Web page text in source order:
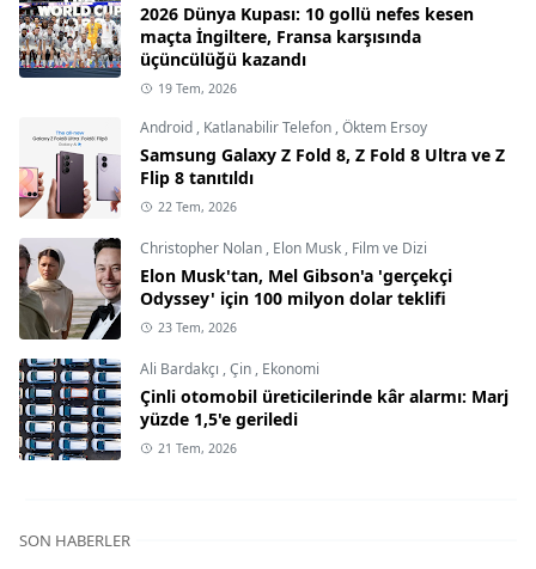
2026 Dünya Kupası: 10 gollü nefes kesen
maçta İngiltere, Fransa karşısında
üçüncülüğü kazandı
19 Tem, 2026
Android , Katlanabilir Telefon ,Öktem Ersoy
Samsung Galaxy Z Fold 8, Z Fold 8 Ultra ve Z
Flip 8 tanıtıldı
22 Tem, 2026
Christopher Nolan , Elon Musk , Film ve Dizi
Elon Musk'tan, Mel Gibson'a 'gerçekçi
Odyssey' için 100 milyon dolar teklifi
23 Tem, 2026
Ali Bardakçı ,Çin , Ekonomi
Çinli otomobil üreticilerinde kâr alarmı: Marj
yüzde 1,5'e geriledi
21 Tem, 2026
SON HABERLER